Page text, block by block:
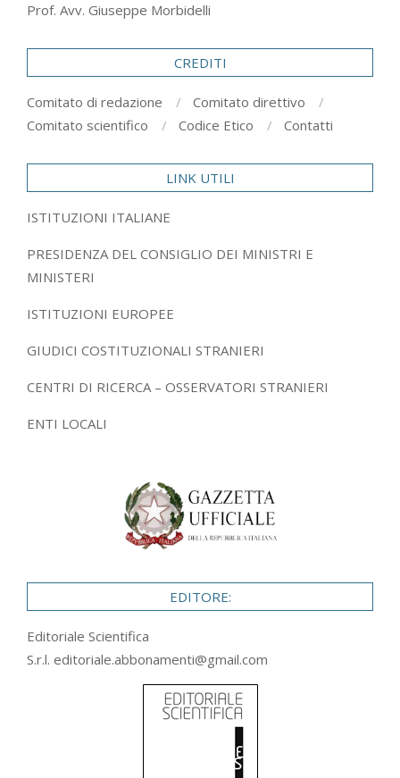
Prof. Avv. Giuseppe Morbidelli
CREDITI
Comitato di redazione
Comitato direttivo
Comitato scientifico
Codice Etico Contatti
LINK UTILI
ISTITUZIONI ITALIANE
PRESIDENZA DEL CONSIGLIO DEI MINISTRI E
MINISTERI
ISTITUZIONI EUROPEE
GIUDICI COSTITUZIONALI STRANIERI
CENTRI DI RICERCA – OSSERVATORI STRANIERI
ENTI LOCALI
EDITORE:
Editoriale Scientifica
S.r.l. editoriale.abbonamenti@gmail.com